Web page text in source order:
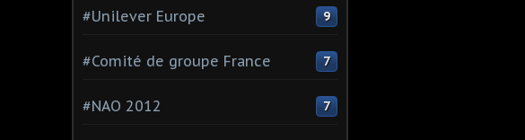
#Unilever Europe 9
#Comité de groupe France 7
#NAO 2012 7